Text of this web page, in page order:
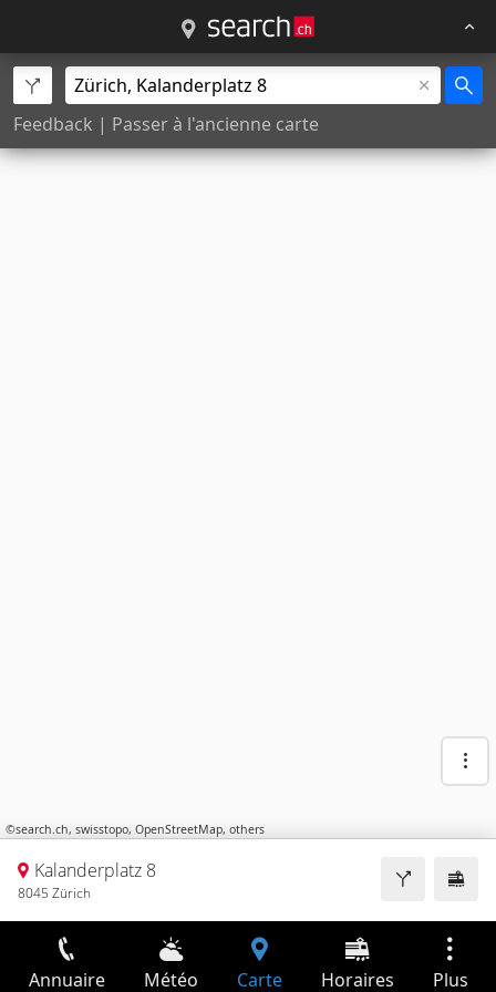
Feedback | Passer à l'ancienne carte
©search.ch, swisstopo, OpenStreetMap, others
Kalanderplatz 8
8045 Zürich
Annuaire Météo Carte Horaires Plus